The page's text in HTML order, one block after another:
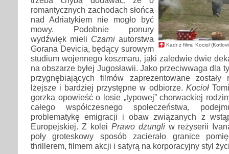
Kadr z filmu Kocioł
romantycznych zachodach słońca
nad Adriatykiem nie mogło być
mowy. Podobnie ponury
wydźwięk mieli Czarni autorstwa
Gorana Devicia, będący surowym
studium wojennego koszmaru, jaki zaledwie dwie
na obszarze byłej Jugosławii. Jako przeciwwaga dla
przygnębiających filmów zaprezentowane
lżejsze i bardziej przystępne w odbiorze. Kocioł
gorzka opowieść o losie „typowej” chorwackiej
całego współczesnego społeczeństwa,
problematykę emigracji i obaw związanych z
Europejskiej. Z kolei Prawo dżungliw reżyserii
poły groteskowy sposób zacierało granice
thrillerem, filmem akcji i satyrą na korporacyjny styl